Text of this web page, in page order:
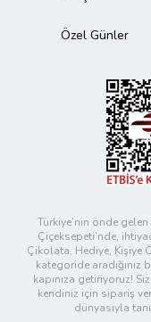
Özel Günler
Türkiye’nin önde
Çiçeksepeti’nde,
Çikolata, Hediye, Kişiye
kategoride aradığınız
kapınıza getiriyoruz!
kendiniz için sipariş
dünyasıyla